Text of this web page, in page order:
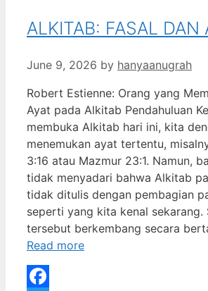
ALKITAB: FASAL DAN
June 9, 2026 by hanyaanugrah
Robert Estienne: Orang yang
Ayat pada Alkitab Pendahuluan
membuka Alkitab hari ini, kita
menemukan ayat tertentu,
3:16 atau Mazmur 23:1. Namun,
tidak menyadari bahwa Alkitab
tidak ditulis dengan pembagian
seperti yang kita kenal sekarang.
tersebut berkembang secara
Read more